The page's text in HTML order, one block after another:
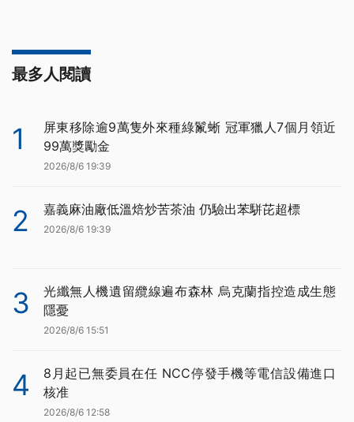
最多人閱讀
1
屏東移除逾9萬隻外來種綠鬣蜥 冠軍獵人7個月領近
99萬獎勵金
2026/8/6 19:39
2 嘉義麻油廠低溫焙炒苦茶油 仍驗出苯駢芘超標
2026/8/6 19:39
3
光纖無人機遺留纜線遍布森林 烏克蘭指控造成生態
隱憂
2026/8/6 15:51
4
8月起已無委員在任 NCC停發手機等電信設備進口
核准
2026/8/6 12:58